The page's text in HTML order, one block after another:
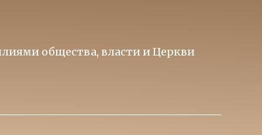
общества, власти и Церкви